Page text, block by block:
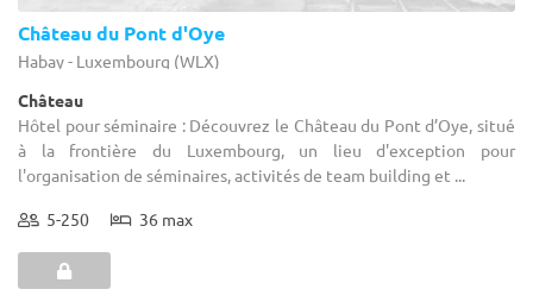
Château du Pont d'Oye
Habay - Luxembourg (WLX)
Château
Hôtel pour séminaire : Découvrez le Château du Pont d’Oye, situé
à la frontière du Luxembourg, un lieu d'exception pour
l'organisation de séminaires, activités de team building et ...
5-250 36 max